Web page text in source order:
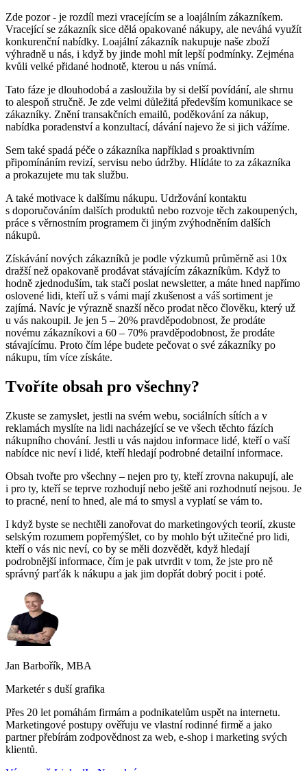
Zde pozor - je rozdíl mezi vracejícím se a loajálním zákazníkem.
Vracející se zákazník sice dělá opakované nákupy, ale neváhá využít
konkurenční nabídky. Loajální zákazník nakupuje naše zboží
výhradně u nás, i když by jinde mohl mít lepší podmínky. Zejména
kvůli velké přidané hodnotě, kterou u nás vnímá.
Tato fáze je dlouhodobá a zasloužila by si delší povídání, ale shrnu
to alespoň stručně. Je zde velmi důležitá především komunikace se
zákazníky. Znění transakčních emailů, poděkování za nákup,
nabídka poradenství a konzultací, dávání najevo že si jich vážíme.
Sem také spadá péče o zákazníka například s proaktivním
připomínáním revizí, servisu nebo údržby. Hlídáte to za zákazníka
a prokazujete mu tak službu.
A také motivace k dalšímu nákupu. Udržování kontaktu
s doporučováním dalších produktů nebo rozvoje těch zakoupených,
práce s věrnostním programem či jiným zvýhodněním dalších
nákupů.
Získávání nových zákazníků je podle výzkumů průměrně asi 10x
dražší než opakovaně prodávat stávajícím zákazníkům. Když to
hodně zjednoduším, tak stačí poslat newsletter, a máte hned napřímo
oslovené lidi, kteří už s vámi mají zkušenost a váš sortiment je
zajímá. Navíc je výrazně snazší něco prodat něco člověku, který už
u vás nakoupil. Je jen 5 – 20% pravděpodobnost, že prodáte
novému zákazníkovi a 60 – 70% pravděpodobnost, že prodáte
stávajícímu. Proto čím lépe budete pečovat o své zákazníky po
nákupu, tím více získáte.
Tvoříte obsah pro všechny?
Zkuste se zamyslet, jestli na svém webu, sociálních sítích a v
reklamách myslíte na lidi nacházející se ve všech těchto fázích
nákupního chování. Jestli u vás najdou informace lidé, kteří o vaší
nabídce nic neví i lidé, kteří hledají podrobné detailní informace.
Obsah tvořte pro všechny – nejen pro ty, kteří zrovna nakupují, ale
i pro ty, kteří se teprve rozhodují nebo ještě ani rozhodnutí nejsou. Je
to pracné, není to hned, ale má to smysl a vyplatí se vám to.
I když byste se nechtěli zanořovat do marketingových teorií, zkuste
selským rozumem popřemýšlet, co by mohlo být užitečné pro lidi,
kteří o vás nic neví, co by se měli dozvědět, když hledají
podrobnější informace, čím je pak utvrdit v tom, že jste pro ně
správný parťák k nákupu a jak jim dopřát dobrý pocit i poté.
Jan Barbořík, MBA
Marketér s duší grafika
Přes 20 let pomáhám firmám a podnikatelům uspět na internetu.
Marketingové postupy ověřuju ve vlastní rodinné firmě a jako
partner přebírám zodpovědnost za web, e-shop i marketing svých
klientů.